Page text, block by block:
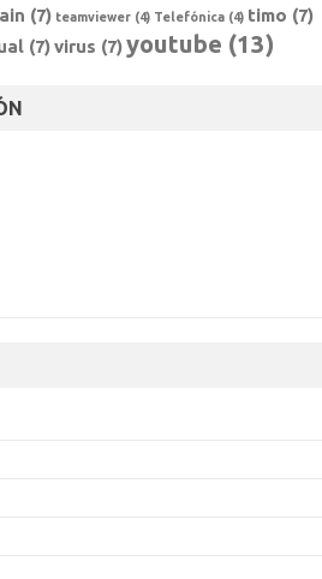
(7) teamviewer (4) Telefónica (4) timo (7)
(7)virus (7)youtube (13)